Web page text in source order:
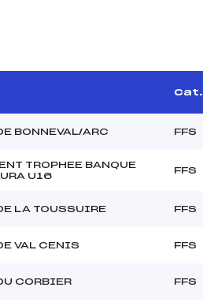
Cat.
BONNEVAL/ARC FFS
TROPHEE BANQUE
U16
FFS
LA TOUSSUIRE FFS
VAL CENIS FFS
CORBIER FFS